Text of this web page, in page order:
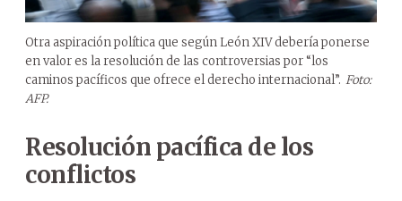
Otra aspiración política que según León XIV debería ponerse
en valor es la resolución de las controversias por “los
caminos pacíficos que ofrece el derecho internacional”. Foto:
AFP.
Resolución pacífica de los
conflictos